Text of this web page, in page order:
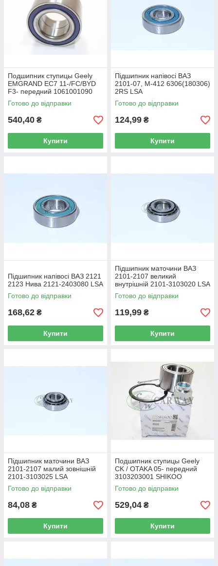
Подшипник ступицы Geely
EMGRAND EC7 11-/FC/BYD
F3- передний 1061001090
SHIKOO
Готово до відправки
540,40 ₴
Купити
Підшипник напівосі ВАЗ
2101-07, М-412 6306(180306)
2RS LSA
Готово до відправки
124,99 ₴
Купити
Підшипник напівосі ВАЗ 2121
2123 Нива 2121-2403080 LSA
Готово до відправки
168,62 ₴
Купити
Підшипник маточини ВАЗ
2101-2107 великий
внутрішній 2101-3103020 LSA
Готово до відправки
119,99 ₴
Купити
Підшипник маточини ВАЗ
2101-2107 малий зовнішній
2101-3103025 LSA
Готово до відправки
84,08 ₴
Купити
Подшипник ступицы Geely
CK / OTAKA 05- передний
3103203001 SHIKOO
Готово до відправки
529,04 ₴
Купити